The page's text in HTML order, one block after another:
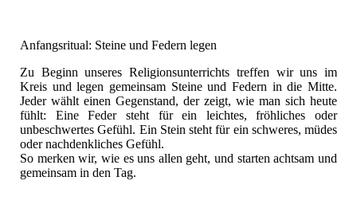
Anfangsritual: Steine und Federn legen
Zu Beginn unseres Religionsunterrichts treffen wir uns im
Kreis und legen gemeinsam Steine und Federn in die Mitte.
Jeder wählt einen Gegenstand, der zeigt, wie man sich heute
fühlt: Eine Feder steht für ein leichtes, fröhliches oder
unbeschwertes Gefühl. Ein Stein steht für ein schweres, müdes
oder nachdenkliches Gefühl.
So merken wir, wie es uns allen geht, und starten achtsam und
gemeinsam in den Tag.